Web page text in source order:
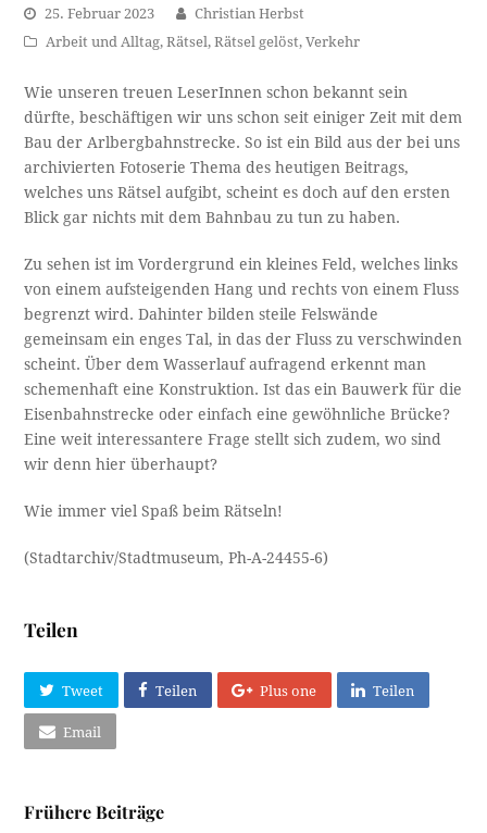
25. Februar 2023
Christian Herbst
Arbeit und Alltag,Rätsel,Rätsel gelöst,Verkehr
Wie unseren treuen LeserInnen schon bekannt sein
dürfte, beschäftigen wir uns schon seit einiger Zeit mit dem
Bau der Arlbergbahnstrecke. So ist ein Bild aus der bei uns
archivierten Fotoserie Thema des heutigen Beitrags,
welches uns Rätsel aufgibt, scheint es doch auf den ersten
Blick gar nichts mit dem Bahnbau zu tun zu haben.
Zu sehen ist im Vordergrund ein kleines Feld, welches links
von einem aufsteigenden Hang und rechts von einem Fluss
begrenzt wird. Dahinter bilden steile Felswände
gemeinsam ein enges Tal, in das der Fluss zu verschwinden
scheint. Über dem Wasserlauf aufragend erkennt man
schemenhaft eine Konstruktion. Ist das ein Bauwerk für die
Eisenbahnstrecke oder einfach eine gewöhnliche Brücke?
Eine weit interessantere Frage stellt sich zudem, wo sind
wir denn hier überhaupt?
Wie immer viel Spaß beim Rätseln!
(Stadtarchiv/Stadtmuseum, Ph-A-24455-6)
Teilen
Tweet Teilen Plus one Teilen
Email
Frühere Beiträge